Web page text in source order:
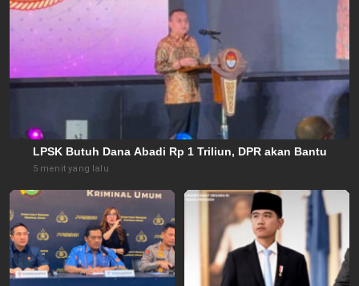
LPSK Butuh Dana Abadi Rp 1 Triliun, DPR akan Bantu
5 menit yang lalu